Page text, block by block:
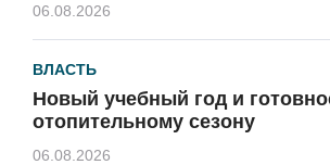
06.08.2026
ВЛАСТЬ
Новый учебный год и
отопительному сезону
06.08.2026